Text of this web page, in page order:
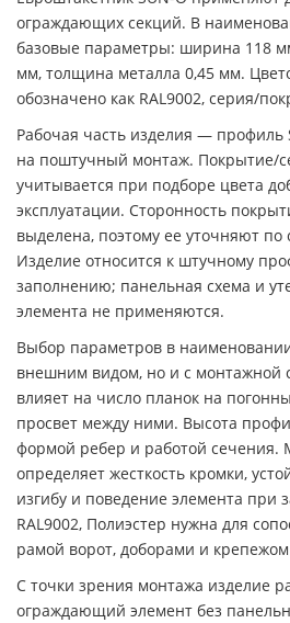
ограждающих секций. В
базовые параметры: ширина 118
мм, толщина металла 0,45 мм.
обозначено как RAL9002, серия/
Рабочая часть изделия — профиль
на поштучный монтаж. Покрытие/
учитывается при подборе цвета
эксплуатации. Сторонность
выделена, поэтому ее уточняют
Изделие относится к штучному
заполнению; панельная схема и
элемента не применяются.
Выбор параметров в
внешним видом, но и с
влияет на число планок на
просвет между ними. Высота
формой ребер и работой сечения.
определяет жесткость кромки,
изгибу и поведение элемента при
RAL9002, Полиэстер нужна для
рамой ворот, доборами и
С точки зрения монтажа изделие
ограждающий элемент без